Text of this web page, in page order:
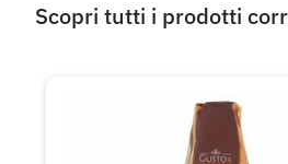
Scopri tutti i prodotti